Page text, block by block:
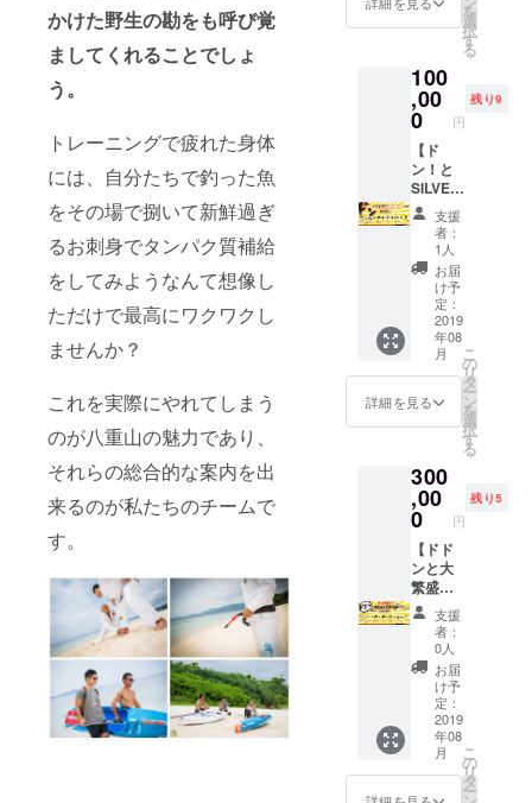
かけた野生の勘をも呼び覚
ましてくれることでしょ
う。
トレーニングで疲れた身体
には、自分たちで釣った魚
をその場で捌いて新鮮過ぎ
るお刺身でタンパク質補給
をしてみようなんて想像し
ただけで最高にワクワクし
ませんか？
これを実際にやれてしまう
のが八重山の魅力であり、
それらの総合的な案内を出
来るのが私たちのチームで
す。
ト」＆
「道
場」に
スポン
サーと
してお
名前を
掲載 ※
ご支援
時、必
ず備考
欄にご
希望の
お名前
をご記
入くだ
さい。
記入の
IREの
ユー
ザー名
を掲載
させて
いただ
きま
す。
※プライ
レッス
ンは、
渡辺直
由の
他、ご
希望の
インス
トラク
ターを
選んで
頂くこ
とがで
きま
す。ご
利用の
際にお
問い合
わせく
ナルス
テッ
カー 5
枚 ・マ
リンツ
アー割
引券2枚
・「公
式サイ
ト」＆
「道
場」に
スポン
サーと
してお
名前を
掲載 ※
ご支援
クラス
に、社
お取引
先様を
同時3名
までご
参加頂
くこと
ができ
ます。
※社員
様間や
お取引
先様間
で使い
まわし
て頂く
ことが
できま
す。 ・
オリジ
ナルス
カー 5
枚 ・マ
リンツ
アー割
引券3枚
・「公
式サイ
ト」＆
「道
場」に
スポン
サーと
してお
名前 or
ロゴを
掲載 ※
ご支援
時、必
を
選
択
す
る
100
,00
0 円
残り9
【ド
ン！と
SILVER
スポン
サープ
ラン】
・「公
式サイ
ト」、
「道
場」、
「船」
に
SILVER
スポン
サーと
名前 or
ロゴを
掲載
（サイ
ズ：
中） ・
柔術ス
タジオ1
年間フ
リーパ
ス（3名
様分）
※初回利
用時か
ら1年
間、柔
術など
の各ク
支援
者：
1人
お届
け予
定：
2019
年08
月
詳細を見る
こ
の
リ
タ
ー
ン
を
選
択
す
る
300
,00
0 円
残り5
【ドド
ンと大
繁盛！
GOLD
スポン
サープ
ラン】
・「公
式サイ
ト」
、「道
場」、
「船」
に
支援
者：
0人
お届
け予
定：
2019
年08
月
こ
の
リ
タ
ー